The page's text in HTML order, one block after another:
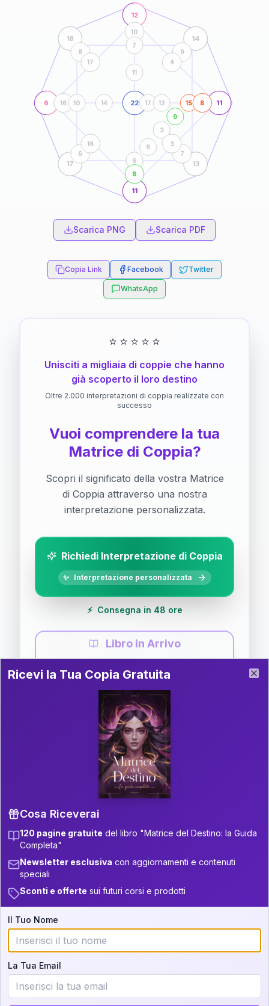
6
12
11
11
22
18 14
17 13
6
9
3
9
15
16
10
8
8
10
7
17 12
14
11
8
17
9
4
6
16
7
3
Scarica PNG Scarica PDF
Copia Link Facebook Twitter
WhatsApp
⭐ ⭐ ⭐ ⭐ ⭐
Unisciti a migliaia di coppie che hanno
già scoperto il loro destino
Oltre 2.000 interpretazioni di coppia realizzate con
successo
Vuoi comprendere la tua
Matrice di Coppia?
Scopri il significato della vostra Matrice
di Coppia attraverso una nostra
interpretazione personalizzata.
Richiedi Interpretazione di Coppia
✨ Interpretazione personalizzata
⚡ Consegna in 48 ore
Libro in Arrivo
Guida completa di Coppia
Il libro è in fase di scrittura. Iscriviti alla newsletter
per ricevere aggiornamenti!
P.S. Interpretazione parziale
gratuita
Scorri più in basso per vedere
un'interpretazione parziale gratuita della tua
Iscriviti alla newsletter per ricevere
aggiornamenti quando sarà disponibile.
Cosa scoprirete nella vostra
interpretazione:
💕 Come rafforzare la vostra unione
Ricevi la Tua Copia Gratuita del Libro
Ricevi la Tua Copia Gratuita
Cosa Riceverai
120 pagine gratuite del libro "Matrice del Destino: la Guida
Completa"
Newsletter esclusiva con aggiornamenti e contenuti
speciali
Sconti e offerte sui futuri corsi e prodotti
Il Tuo Nome
La Tua Email